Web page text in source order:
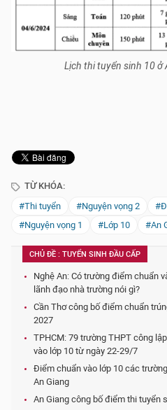
Lịch thi tuyển sinh 10 ở
TỪ KHÓA:
#Thi tuyển
#Nguyện vọng 2
#Nguyện vọng 1
#Lớp 10 #An
CHỦ ĐỀ : TUYỂN SINH ĐẦU CẤP
Nghệ An: Có trường điểm chuẩn
lãnh đạo nhà trường nói gì?
Cần Thơ công bố điểm chuẩn
2027
TPHCM: 79 trường THPT công
vào lớp 10 từ ngày 22-29/7
Điểm chuẩn vào lớp 10 các
An Giang
An Giang công bố điểm thi tuyển